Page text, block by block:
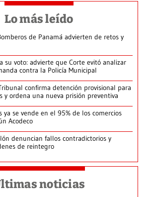
Lo más leído
de Panamá advierten de retos y
su voto: advierte que Corte evitó analizar
contra la Policía Municipal
confirma detención provisional para
y ordena una nueva prisión preventiva
ya se vende en el 95% de los comercios
Acodeco
denuncian fallos contradictorios y
de reintegro
noticias